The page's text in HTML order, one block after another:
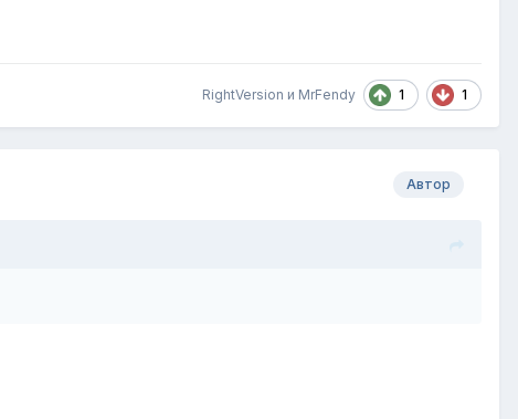
RightVersion и MrFendy 1 1
Автор